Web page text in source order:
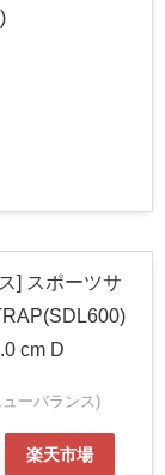
] スポーツサ
cm D
ーバランス)
楽天市場